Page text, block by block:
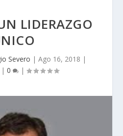
LIDERAZGO
Severo | Ago 16, 2018 |
| 0 |